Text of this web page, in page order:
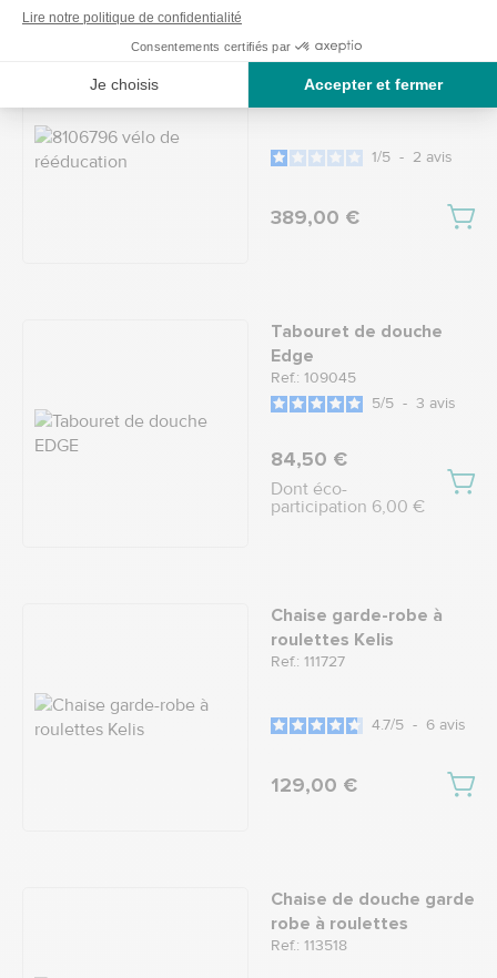
Vélo de rééducation
Ref.: 8106796
1/5 - 2 avis
389,00 €
Tabouret de douche
Edge
Ref.: 109045
5/5 - 3 avis
84,50 €
Dont éco-
participation 6,00 €
Chaise garde-robe à
roulettes Kelis
Ref.: 111727
4.7/5 - 6 avis
129,00 €
Chaise de douche garde
robe à roulettes
Ref.: 113518